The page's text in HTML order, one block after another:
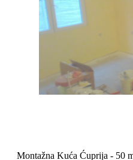
Montažna Kuća Ćuprija - 50